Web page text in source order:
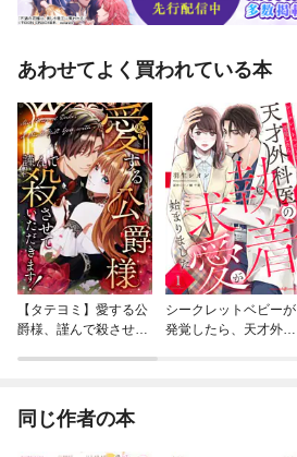
あわせてよく買われている本
【タテヨミ】愛する公
爵様、謹んで殺させて
シークレットベビーが
発覚したら、天才外科
同じ作者の本